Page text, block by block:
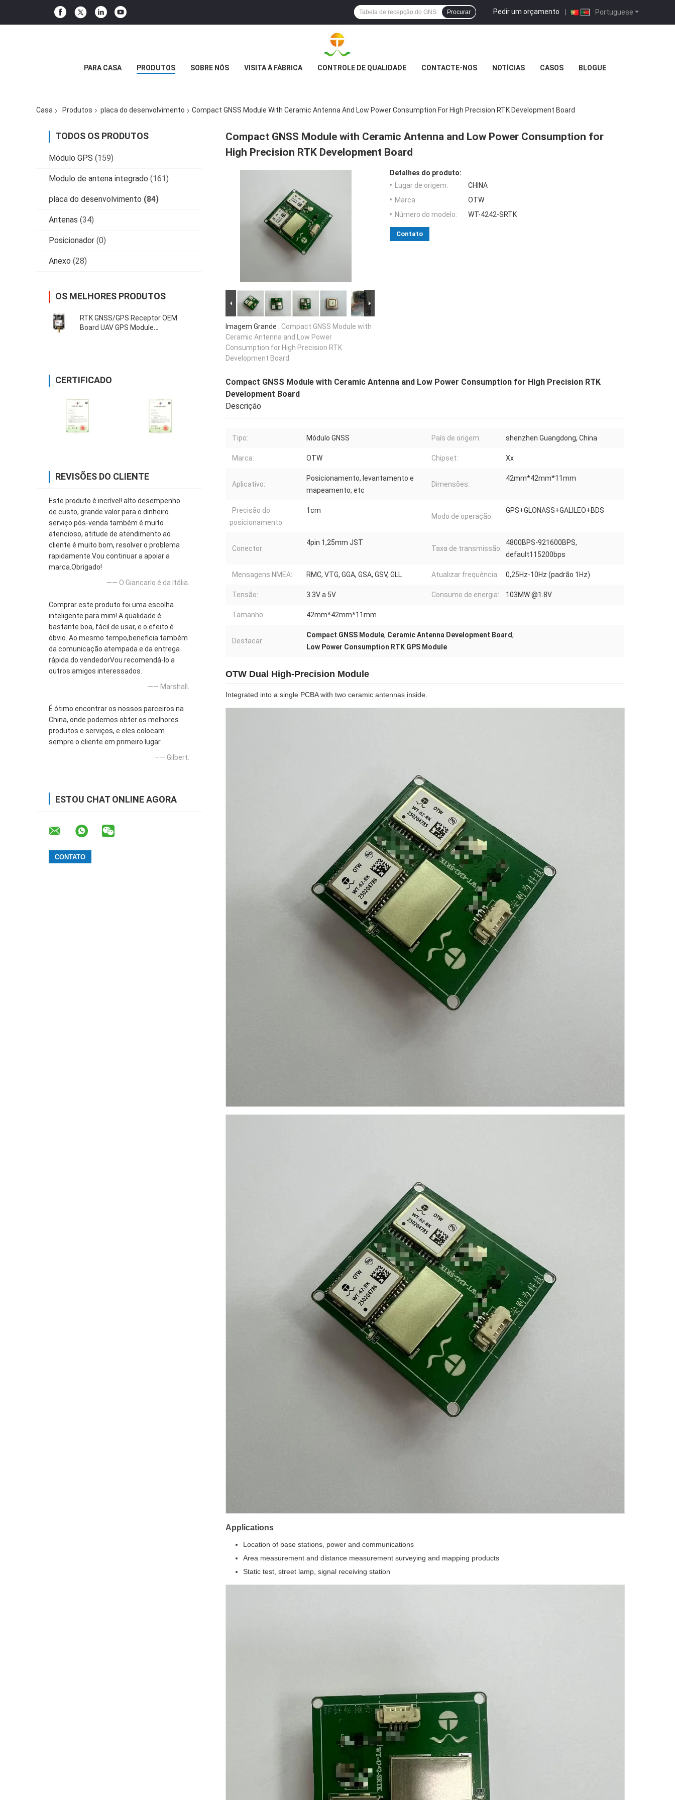
Portuguese
Pedir um orçamento |
Procurar
PARA CASA PRODUTOS SOBRE NÓS VISITA À FÁBRICA CONTROLE DE QUALIDADE CONTACTE-NOS NOTÍCIAS CASOS BLOGUE
Casa Produtos placa do desenvolvimento Compact GNSS Module With Ceramic Antenna And Low Power Consumption For High Precision RTK Development Board
TODOS OS PRODUTOS
Módulo GPS (159)
Modulo de antena integrado (161)
placa do desenvolvimento (84)
Antenas (34)
Posicionador (0)
Anexo (28)
OS MELHORES PRODUTOS
RTK GNSS/GPS Receptor OEM
Board UAV GPS Module
CERTIFICADO
REVISÕES DO CLIENTE
Este produto é incrível! alto desempenho
de custo, grande valor para o dinheiro.
serviço pós-venda também é muito
atencioso, atitude de atendimento ao
cliente é muito bom, resolver o problema
rapidamente.Vou continuar a apoiar a
marca.Obrigado!
—— O Giancarlo é da Itália.
Comprar este produto foi uma escolha
inteligente para mim! A qualidade é
bastante boa, fácil de usar, e o efeito é
óbvio. Ao mesmo tempo,beneficia também
da comunicação atempada e da entrega
rápida do vendedorVou recomendá-lo a
outros amigos interessados.
—— Marshall.
É ótimo encontrar os nossos parceiros na
China, onde podemos obter os melhores
produtos e serviços, e eles colocam
sempre o cliente em primeiro lugar.
—— Gilbert.
ESTOU CHAT ONLINE AGORA
Compact GNSS Module with Ceramic Antenna and Low Power Consumption for
High Precision RTK Development Board
Imagem Grande : Compact GNSS Module with
Ceramic Antenna and Low Power
Consumption for High Precision RTK
Development Board
Detalhes do produto:
Lugar de origem:
CHINA
Marca:
OTW
Número do modelo:
WT-4242-SRTK
Contato
Compact GNSS Module with Ceramic Antenna and Low Power Consumption for High Precision RTK
Development Board
Descrição
Tipo: Módulo GNSS País de origem: shenzhen Guangdong, China
Marca: OTW Chipset: Xx
Aplicativo:
Posicionamento, levantamento e
mapeamento, etc
Dimensões:
42mm*42mm*11mm
Precisão do
posicionamento:
1cm
Modo de operação:
GPS+GLONASS+GALILEO+BDS
Conector:
4pin 1,25mm JST
Taxa de transmissão:
4800BPS-921600BPS,
default115200bps
Mensagens NMEA: RMC, VTG, GGA, GSA, GSV, GLL Atualizar frequência: 0,25Hz-10Hz (padrão 1Hz)
Tensão: 3.3V a 5V Consumo de energia: 103MW @1.8V
Tamanho: 42mm*42mm*11mm
Destacar:
Compact GNSS Module, Ceramic Antenna Development Board,
Low Power Consumption RTK GPS Module
OTW Dual High-Precision Module
Integrated into a single PCBA with two ceramic antennas inside.
Applications
Location of base stations, power and communications
Area measurement and distance measurement surveying and mapping products
Static test, street lamp, signal receiving station